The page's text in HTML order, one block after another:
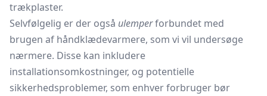
trækplaster.
Selvfølgelig er der også ulemperforbundet med
brugen af håndklædevarmere, som vi vil undersøge
nærmere. Disse kan inkludere
installationsomkostninger, og potentielle
sikkerhedsproblemer, som enhver forbruger bør